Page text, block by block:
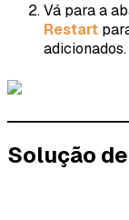
Vá para a
Restart
adicionados.
Solução